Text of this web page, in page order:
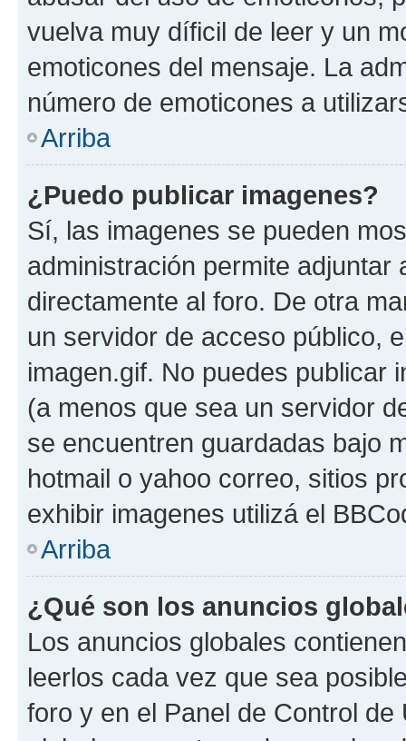
vuelva muy díficil de leer y un
emoticones del mensaje. La
número de emoticones a
Arriba
¿Puedo publicar imagenes?
Sí, las imagenes se pueden
administración permite
directamente al foro. De otra
un servidor de acceso público,
imagen.gif. No puedes publicar
(a menos que sea un servidor
se encuentren guardadas bajo
hotmail o yahoo correo, sitios
exhibir imagenes utilizá el
Arriba
¿Qué son los anuncios
Los anuncios globales
leerlos cada vez que sea
foro y en el Panel de Control